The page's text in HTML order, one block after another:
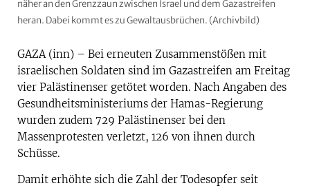
näher an den Grenzzaun zwischen Israel und dem Gazastreifen
heran. Dabei kommt es zu Gewaltausbrüchen. (Archivbild)
GAZA (inn) – Bei erneuten Zusammenstößen mit
israelischen Soldaten sind im Gazastreifen am Freitag
vier Palästinenser getötet worden. Nach Angaben des
Gesundheitsministeriums der Hamas-Regierung
wurden zudem 729 Palästinenser bei den
Massenprotesten verletzt, 126 von ihnen durch
Schüsse.
Damit erhöhte sich die Zahl der Todesopfer seit